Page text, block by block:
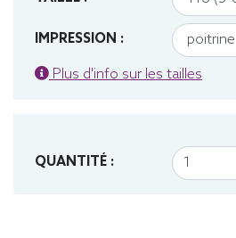
IMPRESSION :
Plus d'info sur les tailles
QUANTITÉ :